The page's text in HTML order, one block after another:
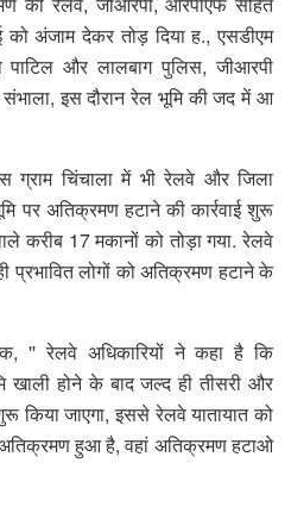
को अंजाम देकर तोड़ दिया ह., एसडीएम
पाटिल और लालबाग पुलिस, जीआरपी
इस दौरान रेल भूमि की जद में आ
चिंचाला में भी रेलवे और जिला
पर अतिक्रमण हटाने की कार्रवाई शुरू
करीब 17 मकानों को तोड़ा गया. रेलवे
प्रभावित लोगों को अतिक्रमण हटाने के
'' रेलवे अधिकारियों ने कहा है कि
होने के बाद जल्द ही तीसरी और
किया जाएगा, इससे रेलवे यातायात को
अतिक्रमण हुआ है, वहां अतिक्रमण हटाओ